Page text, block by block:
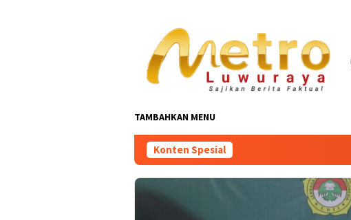
TAMBAHKAN MENU
Konten Spesial